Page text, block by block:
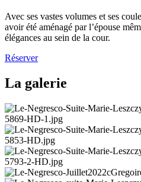
Avec ses vastes volumes et ses
avoir été aménagé par l’épouse
élégances au sein de la cour.
Réserver
La galerie